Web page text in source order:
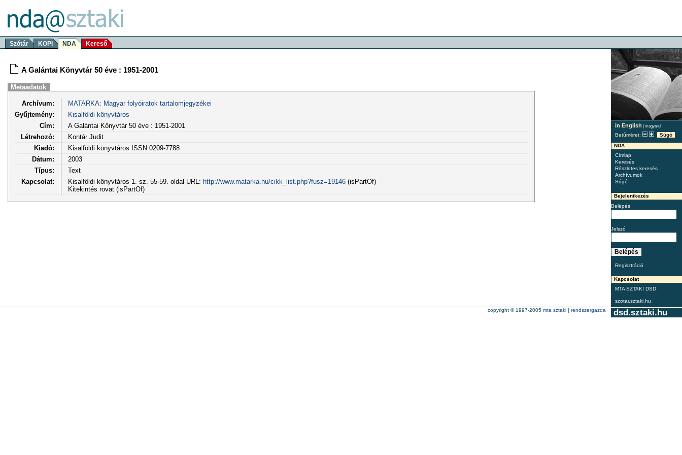
Szótár KOPI NDA Kereső
in English | magyarul
Betűméret:
Súgó
NDA
Címlap
Keresés
Részletes keresés
Archívumok
Súgó
Bejelentkezés
Belépés
Jelszó
Regisztráció
Kapcsolat
MTA SZTAKI DSD
szotar.sztaki.hu
A Galántai Könyvtár 50 éve : 1951-2001
Metaadatok
Archívum:
MATARKA: Magyar folyóiratok tartalomjegyzékei
Gyűjtemény:
Kisalföldi könyvtáros
Cím:
A Galántai Könyvtár 50 éve : 1951-2001
Létrehozó:
Kontár Judit
Kiadó:
Kisalföldi könyvtáros ISSN 0209-7788
Dátum:
2003
Típus:
Text
Kapcsolat:
Kisalföldi könyvtáros 1. sz. 55-59. oldal URL: http://www.matarka.hu/cikk_list.php?fusz=19146(isPartOf)
Kitekintés rovat (isPartOf)
dsd.sztaki.hu
copyright © 1997-2005 mta sztaki | rendszergazda